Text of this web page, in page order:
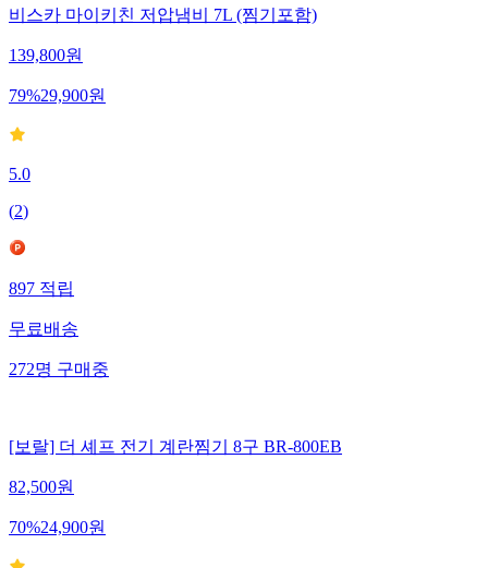
비스카 마이키친 저압냄비 7L (찜기포함)
139,800원
79%29,900원
5.0
(2)
897적립
무료배송
272명구매중
[보랄] 더 셰프 전기 계란찜기 8구 BR-800EB
82,500원
70%24,900원